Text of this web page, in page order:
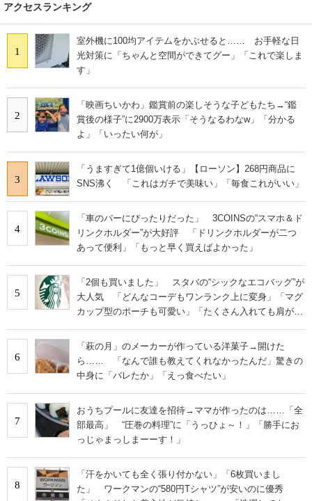
アクセスランキング
1
室外機に100均アイテムをかぶせると…… お手軽な日
光対策に「ちゃんと空間ができてグー」「これで楽しま
す」
2
「映画ちいかわ」鑑賞前の楽しそうな子どもたち→“鑑
賞後の様子”に2900万表示「そうなるわなw」「分かる
よ」「いったい何が」
3
「うますぎて1億個いける」【ローソン】268円商品に
SNS沸く 「これはガチで美味い」「毎食これがいい」
4
「車のバーにぴったりだった」 3COINSの“スマホ＆ド
リンクホルダー”が大好評 「ドリンクホルダーが二つ
あって便利」「もっと早く買えばよかった」
5
「2個も買いました」 スタバの“シックなエコバッグ”が
大人気 「どんなコーデもワンランク上に変身」「マグ
カップ型のポーチも可愛い」「たくさん入れても肩が痛
6
「萩の月」のメーカーが作っている洋菓子→開けた
ら…… 「なんで誰も教えてくれなかったんだ」驚きの
中身に「バレたか」「えっ食べたい」
7
おうちプールに友達を招待→ママが作ったのは……「全
部最高」 “圧巻の料理”に「うっひょ～！」「勝手にお
っじゃまっしまーーす！」
8
「汗をかいても全く張り付かない」「6枚買いまし
た」 ワークマンの“580円Tシャツ”が安いのに優秀